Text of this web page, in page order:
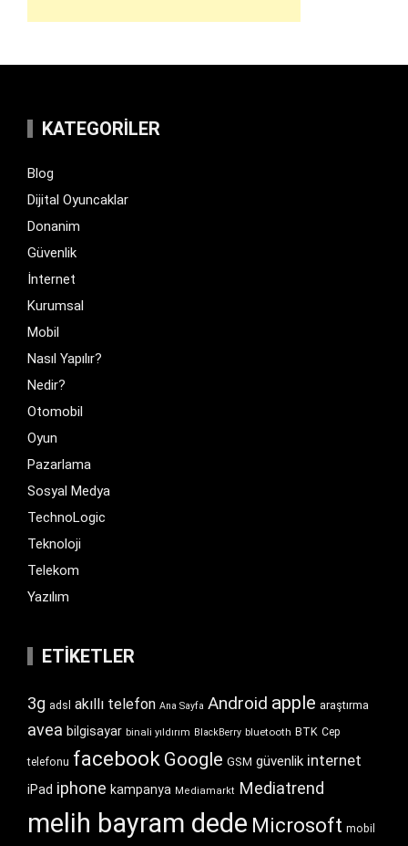
KATEGORILER
Blog
Dijital Oyuncaklar
Donanim
Güvenlik
İnternet
Kurumsal
Mobil
Nasıl Yapılır?
Nedir?
Otomobil
Oyun
Pazarlama
Sosyal Medya
TechnoLogic
Teknoloji
Telekom
Yazılım
ETIKETLER
3g adsl akıllı telefon Ana Sayfa Android apple araştırma
avea bilgisayar binali yıldırım BlackBerry bluetooth BTK Cep
telefonu facebook Google GSM güvenlik internet
iPad iphone kampanya Mediamarkt Mediatrend
melih bayram dede Microsoft mobil